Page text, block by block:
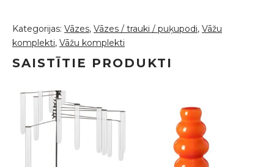
Kategorijas: Vāzes, Vāzes / trauki / puķupodi, Vāžu
komplekti, Vāžu komplekti
SAISTĪTIE PRODUKTI